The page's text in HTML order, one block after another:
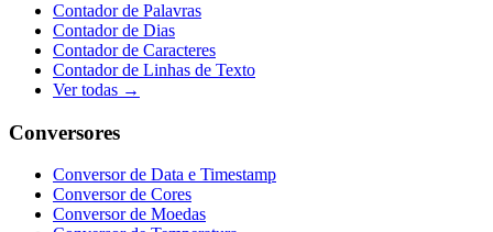
Contador de Palavras
Contador de Dias
Contador de Caracteres
Contador de Linhas de Texto
Ver todas →
Conversores
Conversor de Data e Timestamp
Conversor de Cores
Conversor de Moedas